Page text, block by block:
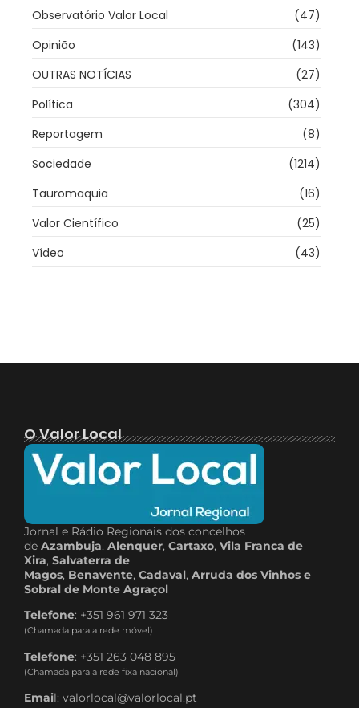
Observatório Valor Local
(47)
Opinião
(143)
OUTRAS NOTÍCIAS
(27)
Política
(304)
Reportagem
(8)
Sociedade
(1214)
Tauromaquia
(16)
Valor Científico
(25)
Vídeo
(43)
O Valor Local
Jornal e Rádio Regionais dos concelhos
de Azambuja, Alenquer, Cartaxo, Vila Franca de
Xira, Salvaterra de
Magos, Benavente, Cadaval, Arruda dos Vinhos e
Sobral de Monte Agraçol
Telefone: +351 961 971 323
(Chamada para a rede móvel)
Telefone: +351 263 048 895
(Chamada para a rede fixa nacional)
Email: valorlocal@valorlocal.pt